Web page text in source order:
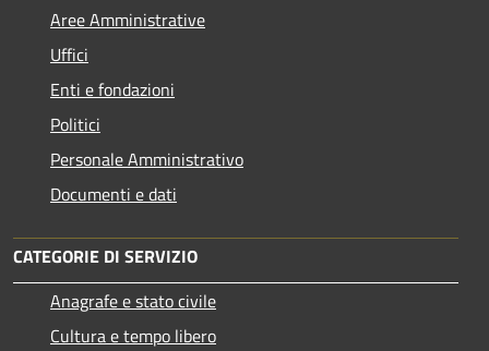
Aree Amministrative
Uffici
Enti e fondazioni
Politici
Personale Amministrativo
Documenti e dati
CATEGORIE DI SERVIZIO
Anagrafe e stato civile
Cultura e tempo libero